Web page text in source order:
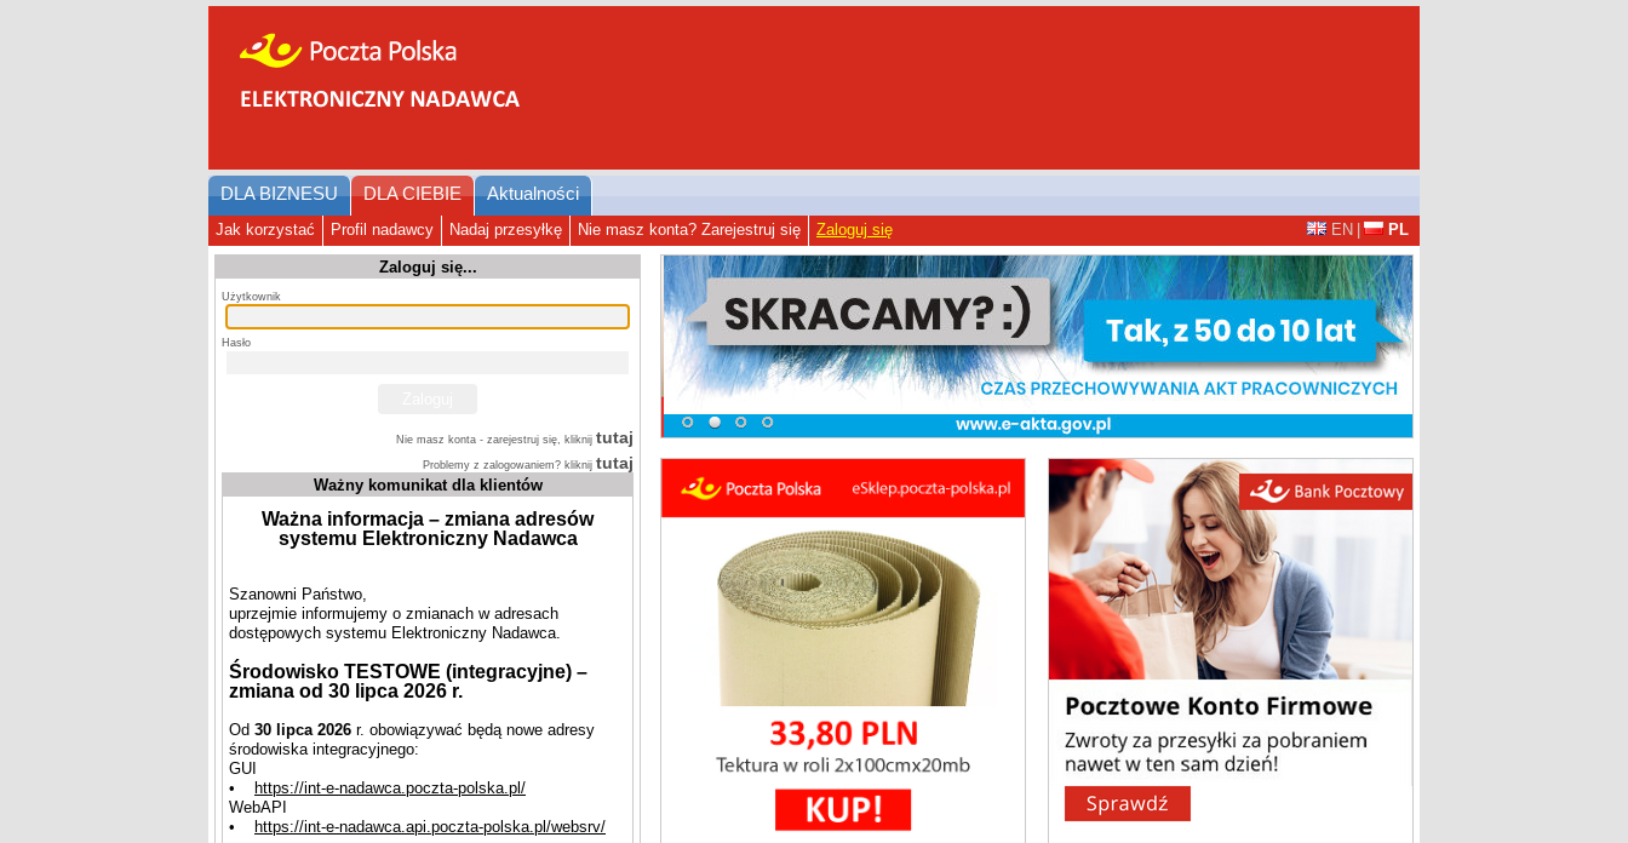
DLA BIZNESU DLA CIEBIE Aktualności
Jak korzystać Profil nadawcy Nadaj przesyłkę Nie masz konta? Zarejestruj się Zaloguj się EN PL
Zaloguj się...
Użytkownik
Hasło
Nie masz konta - zarejestruj się, kliknij tutaj
Problemy z zalogowaniem? kliknij tutaj
Ważny komunikat dla klientów
Ważna informacja – zmiana adresów
systemu Elektroniczny Nadawca
Szanowni Państwo,
uprzejmie informujemy o zmianach w adresach
dostępowych systemu Elektroniczny Nadawca.
Środowisko TESTOWE (integracyjne) –
zmiana od 30 lipca 2026 r.
Od 30 lipca 2026 r. obowiązywać będą nowe adresy
środowiska integracyjnego:
GUI
•
https://int-e-nadawca.poczta-polska.pl/
WebAPI
•
https://int-e-nadawca.api.poczta-polska.pl/websrv/